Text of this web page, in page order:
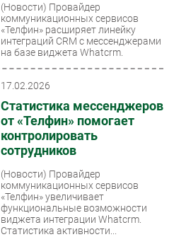
(Новости) Провайдер
коммуникационных сервисов
«Телфин» расширяет линейку
интеграций CRM с мессенджерами
на базе виджета Whatcrm.
17.02.2026
Статистика мессенджеров
от «Телфин» помогает
контролировать
сотрудников
(Новости) Провайдер
коммуникационных сервисов
«Телфин» увеличивает
функциональные возможности
виджета интеграции Whatcrm.
Статистика активности...